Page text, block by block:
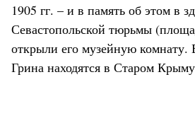
1905 гг. – и в память об этом в
Севастопольской тюрьмы
открыли его музейную комнату.
Грина находятся в Старом